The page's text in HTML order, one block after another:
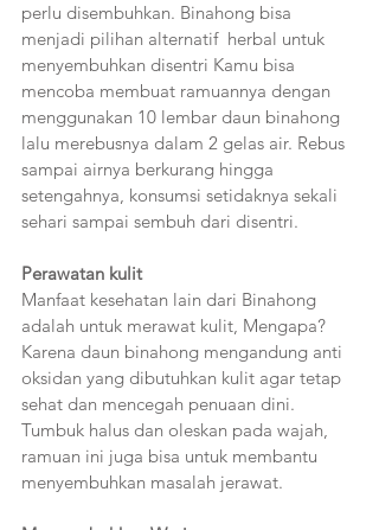
perlu disembuhkan. Binahong bisa
menjadi pilihan alternatif  herbal untuk
menyembuhkan disentri Kamu bisa
mencoba membuat ramuannya dengan
menggunakan 10 lembar daun binahong
lalu merebusnya dalam 2 gelas air. Rebus
sampai airnya berkurang hingga
setengahnya, konsumsi setidaknya sekali
sehari sampai sembuh dari disentri.
Perawatan kulit
Manfaat kesehatan lain dari Binahong
adalah untuk merawat kulit, Mengapa?
Karena daun binahong mengandung anti
oksidan yang dibutuhkan kulit agar tetap
sehat dan mencegah penuaan dini.
Tumbuk halus dan oleskan pada wajah,
ramuan ini juga bisa untuk membantu
menyembuhkan masalah jerawat.